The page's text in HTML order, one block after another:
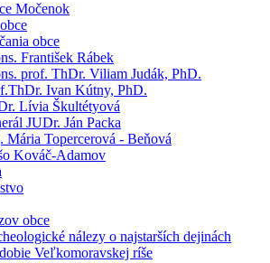
Močenok
obce
František Rábek
prof. ThDr. Viliam Judák, PhD.
Ivan Kútny, PhD.
Lívia Škultétyová
JUDr. Ján Packa
Mária Topercerová - Beňová
Kováč-Adamov
obce
nálezy o najstarších dejinách
Veľkomoravskej ríše